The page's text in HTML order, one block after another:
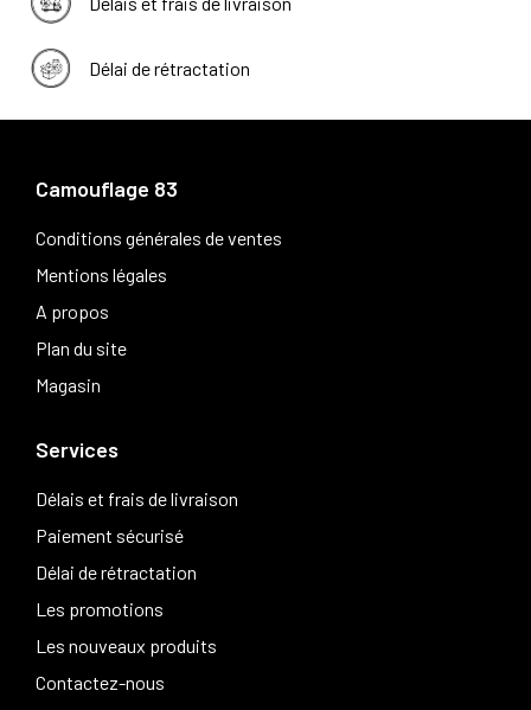
Délai de rétractation
Camouflage 83
Conditions générales de ventes
Mentions légales
A propos
Plan du site
Magasin
Services
Délais et frais de livraison
Paiement sécurisé
Délai de rétractation
Les promotions
Les nouveaux produits
Contactez-nous